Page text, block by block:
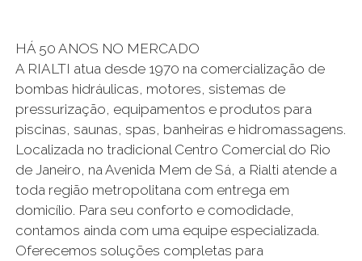
HÁ 50 ANOS NO MERCADO
A RIALTI atua desde 1970 na comercialização de
bombas hidráulicas, motores, sistemas de
pressurização, equipamentos e produtos para
piscinas, saunas, spas, banheiras e hidromassagens.
Localizada no tradicional Centro Comercial do Rio
de Janeiro, na Avenida Mem de Sá, a Rialti atende a
toda região metropolitana com entrega em
domicílio. Para seu conforto e comodidade,
contamos ainda com uma equipe especializada.
Oferecemos soluções completas para